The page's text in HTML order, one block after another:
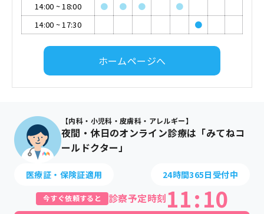
14:00 ~18:00 ● ● ●
●
14:00 ~17:30 ●
ホームページへ
【内科・小児科・皮膚科・アレルギー】
夜間・休日のオンライン診療は「みてねコ
ールドクター」
医療証・保険証適用 24時間365日受付中
今すぐ依頼すると 診察予定時刻11:10